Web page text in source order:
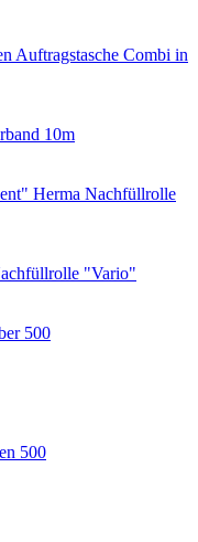
Auftragstasche Combi in
10m
Herma Nachfüllrolle
"Vario"
500
500